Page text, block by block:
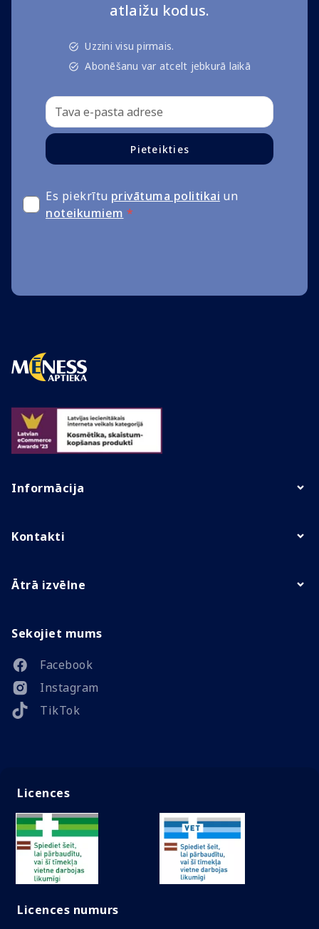
atlaižu kodus.
Uzzini visu pirmais.
Abonēšanu var atcelt jebkurā laikā
Pieteikties
Es piekrītu privātuma politikai un
noteikumiem *
Informācija
Kontakti
Ātrā izvēlne
Sekojiet mums
Facebook
Instagram
TikTok
Licences
Licences numurs